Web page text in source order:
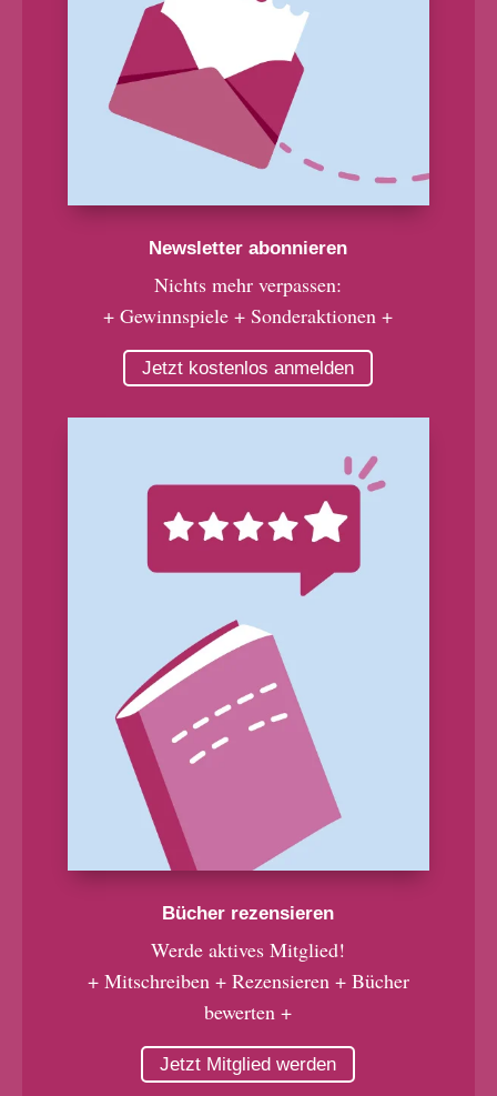
Newsletter abonnieren
Nichts mehr verpassen:
+ Gewinnspiele + Sonderaktionen +
Jetzt kostenlos anmelden
Bücher rezensieren
Werde aktives Mitglied!
+ Mitschreiben + Rezensieren + Bücher
bewerten +
Jetzt Mitglied werden